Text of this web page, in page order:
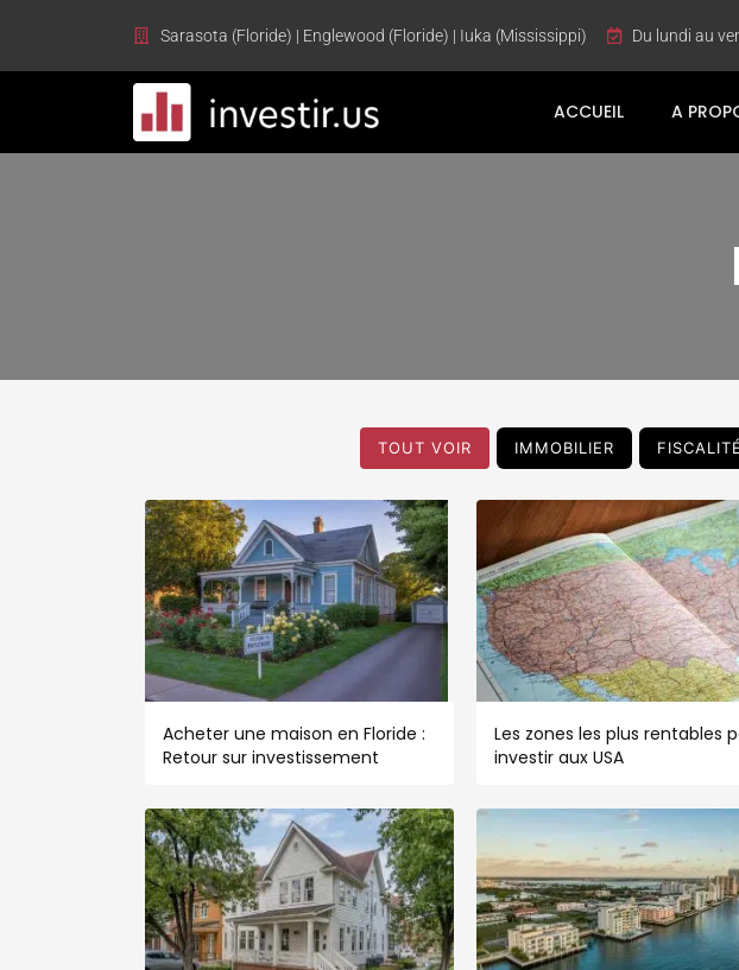
Sarasota (Floride) | Englewood (Floride) | Iuka (Mississippi) Du lundi au
ACCUEIL A
TOUT VOIR IMMOBILIER FISCALITÉ
Acheter une maison en Floride :
Retour sur investissement
Les zones les plus rentables
investir aux USA